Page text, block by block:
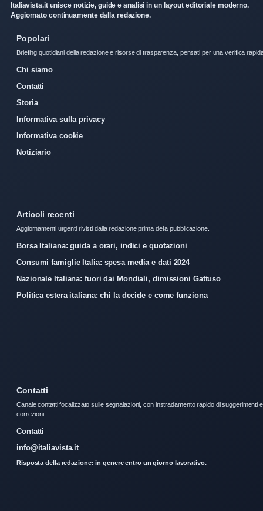
Italiavista.it unisce notizie, guide e analisi in un layout editoriale moderno.
Aggiornato continuamente dalla redazione.
Popolari
Briefing quotidiani della redazione e risorse di trasparenza, pensati per una verifica
Chi siamo
Contatti
Storia
Informativa sulla privacy
Informativa cookie
Notiziario
Articoli recenti
Aggiornamenti urgenti rivisti dalla redazione prima della pubblicazione.
Borsa Italiana: guida a orari, indici e quotazioni
Consumi famiglie Italia: spesa media e dati 2024
Nazionale Italiana: fuori dai Mondiali, dimissioni Gattuso
Politica estera italiana: chi la decide e come funziona
Contatti
Canale contatti focalizzato sulle segnalazioni, con instradamento rapido di suggerimenti e
correzioni.
Contatti
info@italiavista.it
Risposta della redazione: in genere entro un giorno lavorativo.